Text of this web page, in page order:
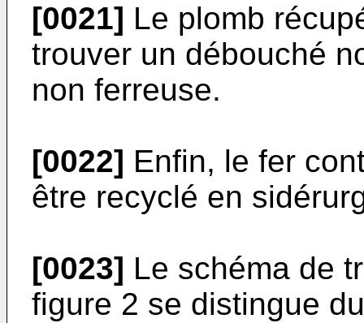
[0021] Le plomb
trouver un débouché
non ferreuse.
[0022] Enfin, le fer
être recyclé en
[0023] Le schéma de
figure 2 se distingue